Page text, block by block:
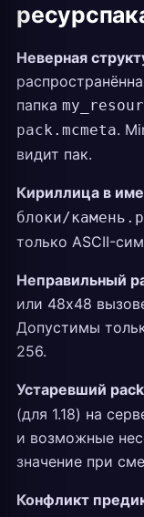
Неверная
папка
pack.mcmeta.
видит пак.
Кириллица в
блоки/
только ASCII-
Неправильный
или 48x48
Допустимы
256.
Устаревший
(для 1.18) на
и возможные
значение при
Конфликт